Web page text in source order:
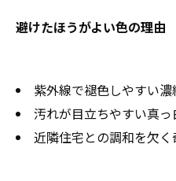
避けたほうがよい色の理由
紫外線で褪色しやすい
汚れが目立ちやすい真っ
近隣住宅との調和を欠